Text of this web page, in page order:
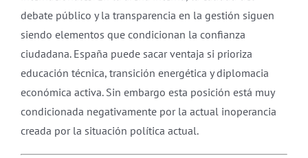
debate público y la transparencia en la gestión siguen
siendo elementos que condicionan la confianza
ciudadana. España puede sacar ventaja si prioriza
educación técnica, transición energética y diplomacia
económica activa. Sin embargo esta posición está muy
condicionada negativamente por la actual inoperancia
creada por la situación política actual.